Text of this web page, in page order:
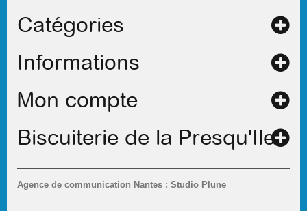
Catégories
Informations
Agence de communication Nantes : Studio Plune
Mon compte
Biscuiterie de la Presqu'Ile